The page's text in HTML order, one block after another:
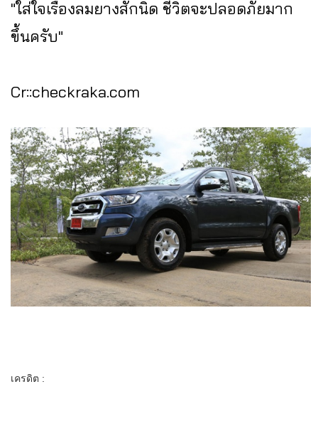
"ใส่ใจเรื่องลมยางสักนิด ชีวิตจะปลอดภัยมาก
ขึ้นครับ"
Cr::checkraka.com
เครดิต :